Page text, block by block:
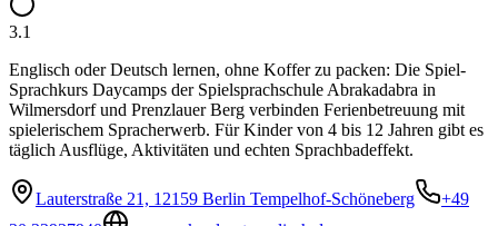
3.1
Englisch oder Deutsch lernen, ohne Koffer zu packen: Die Spiel-
Sprachkurs Daycamps der Spielsprachschule Abrakadabra in
Wilmersdorf und Prenzlauer Berg verbinden Ferienbetreuung mit
spielerischem Spracherwerb. Für Kinder von 4 bis 12 Jahren gibt es
täglich Ausflüge, Aktivitäten und echten Sprachbadeffekt.
Lauterstraße 21, 12159 Berlin Tempelhof-Schöneberg
+49